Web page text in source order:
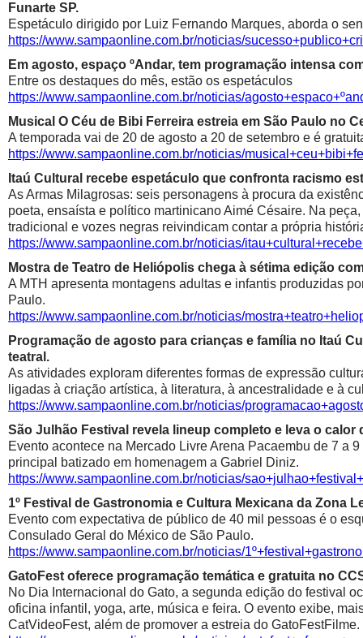
Funarte SP.
Espetáculo dirigido por Luiz Fernando Marques, aborda o
https://www.sampaonline.com.br/noticias/
Em agosto, espaço ºAndar, tem programação intensa
Entre os destaques do mês, estão os espetáculos
https://www.sampaonline.com.br/noticias/
Musical O Céu de Bibi Ferreira estreia em São Paulo no
A temporada vai de 20 de agosto a 20 de setembro e é
https://www.sampaonline.com.br/noticias/
Itaú Cultural recebe espetáculo que confronta racismo
As Armas Milagrosas: seis personagens à procura da
poeta, ensaísta e político martinicano Aimé Césaire. Na
tradicional e vozes negras reivindicam contar a própria
https://www.sampaonline.com.br/noticias/
Mostra de Teatro de Heliópolis chega à sétima edição
A MTH apresenta montagens adultas e infantis produzidas
Paulo.
https://www.sampaonline.com.br/noticias/
Programação de agosto para crianças e família no Itaú
teatral.
As atividades exploram diferentes formas de expressão
ligadas à criação artística, à literatura, à ancestralidade e à
https://www.sampaonline.com.br/noticias/
São Julhão Festival revela lineup completo e leva o calor
Evento acontece na Mercado Livre Arena Pacaembu de 7 a
principal batizado em homenagem a Gabriel Diniz.
https://www.sampaonline.com.br/noticias/
1º Festival de Gastronomia e Cultura Mexicana da Zona
Evento com expectativa de público de 40 mil pessoas é o
Consulado Geral do México de São Paulo.
https://www.sampaonline.com.br/noticias/
GatoFest oferece programação temática e gratuita no
No Dia Internacional do Gato, a segunda edição do festival
oficina infantil, yoga, arte, música e feira. O evento exibe,
CatVideoFest, além de promover a estreia do GatoFestFilme.